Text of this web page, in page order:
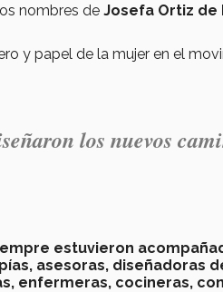
nombres de Josefa Ortiz de
y papel de la mujer en el
los nuevos
estuvieron
asesoras, diseñadoras
enfermeras, cocineras,